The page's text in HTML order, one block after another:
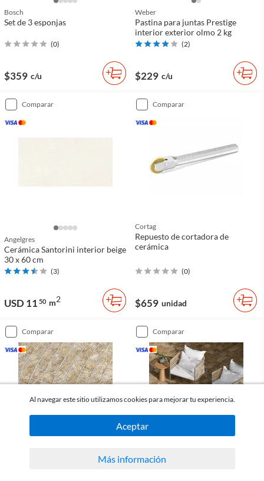
Bosch
Set de 3 esponjas
(0)
$359 c/u
Weber
Pastina para juntas Prestige
interior exterior olmo 2 kg
(2)
$229 c/u
comparar
Angelgres
Cerámica Santorini interior beige
30 x 60 cm
(3)
USD 11 50 m2
comparar
Cortag
Repuesto de cortadora de
cerámica
(0)
$659 unidad
comparar comparar
Al navegar este sitio utilizamos cookies para mejorar tu experiencia.
Aceptar
Más información